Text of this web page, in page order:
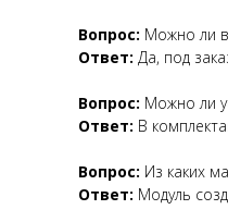
Вопрос: Можно ли
Ответ: Да, под
Вопрос: Можно ли
Ответ: В
Вопрос: Из каких
Ответ: Модуль